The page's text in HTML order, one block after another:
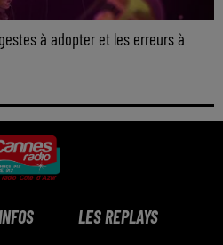
à adopter et les erreurs à
LES REPLAYS